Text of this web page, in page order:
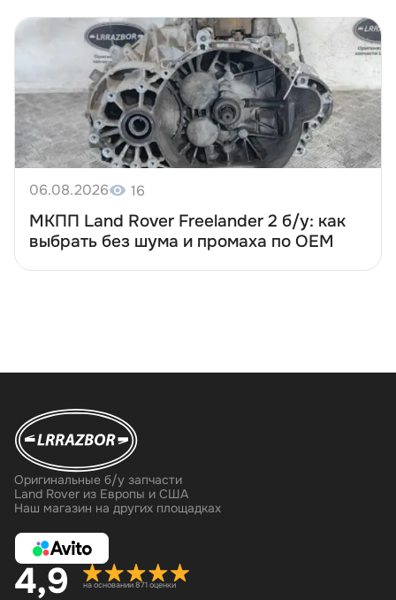
06.08.2026 16
МКПП Land Rover Freelander 2 б/у: как
ыбрать без шума и промаха по OEM
Оригинальные б/у запчасти
Land Rover из Европы и США
Наш магазин на других площадках
4,9 на основании 871 оценки